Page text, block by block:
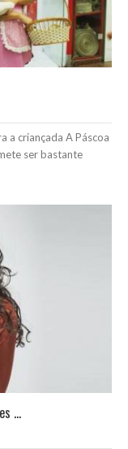
a criançada A Páscoa
ser bastante
...